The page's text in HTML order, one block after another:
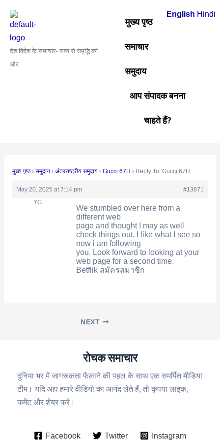
content
देश विदेश के समाचार- सत्य से समृद्धि की
ओर
मुख्य पृष्ठ
समाचार
समुदाय
आप संपादक बनना
चाहते हैं?
मुख्य पृष्ठ › समुदाय › अंतरराष्ट्रीय समुदाय › Gucci 67H › Reply To: Gucci 67H
May 20, 2025 at 7:14 pm
#13871
YG
We stumbled over here from a
different web
page and thought I may as well
check things out. I like what I see so
now i am following
you. Look forward to looking at your
web page for a second time.
Betflik สมัครสมาชิก
navigation
NEXT
रोचक समाचार
दुनिया भर में जागरूकता फैलाने की पहल के साथ एक समर्पित मीडिया
टीम। यदि आप हमारे वीडियो का आनंद लेते हैं, तो कृपया लाइक,
कमेंट और शेयर करें।
Facebook Twitter Instagram
English Hindi